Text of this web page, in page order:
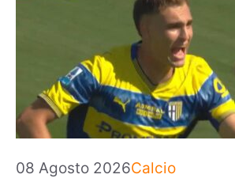
08 Agosto 2026Categorie
Calcio